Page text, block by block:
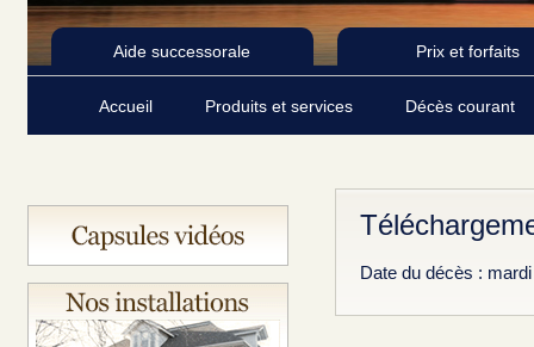
Aide successorale Prix et forfaits
Accueil Produits et services Décès courant
Date du décès :